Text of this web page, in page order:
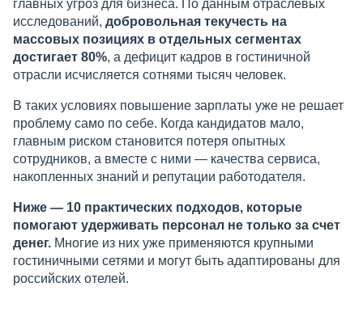
главных угроз для бизнеса. По данным отраслевых
исследований, добровольная текучесть на
массовых позициях в отдельных сегментах
достигает 80%, а дефицит кадров в гостиничной
отрасли исчисляется сотнями тысяч человек.
В таких условиях повышение зарплаты уже не решает
проблему само по себе. Когда кандидатов мало,
главным риском становится потеря опытных
сотрудников, а вместе с ними — качества сервиса,
накопленных знаний и репутации работодателя.
Ниже — 10 практических подходов, которые
помогают удерживать персонал не только за счет
денег. Многие из них уже применяются крупными
гостиничными сетями и могут быть адаптированы для
российских отелей.